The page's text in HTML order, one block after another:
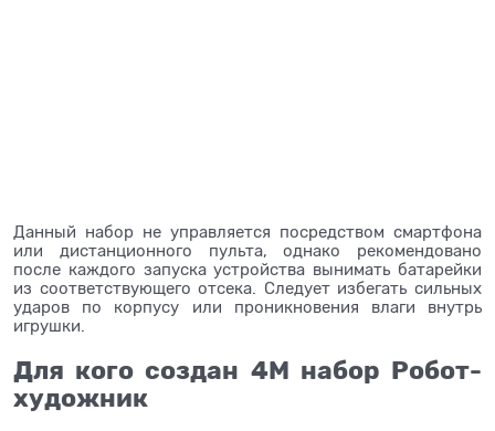
Данный набор не управляется посредством смартфона
или дистанционного пульта, однако рекомендовано
после каждого запуска устройства вынимать батарейки
из соответствующего отсека. Следует избегать сильных
ударов по корпусу или проникновения влаги внутрь
игрушки.
Для кого создан 4М набор Робот-
художник